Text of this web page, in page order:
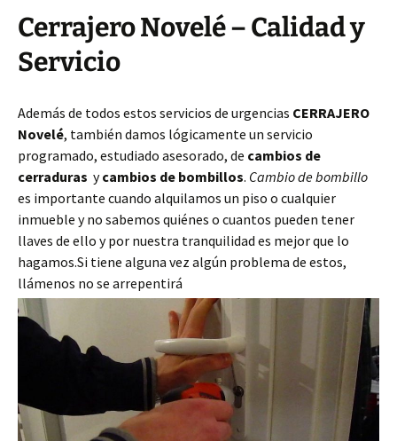
Cerrajero Novelé – Calidad y
Servicio
Además de todos estos servicios de urgencias CERRAJERO
Novelé, también damos lógicamente un servicio
programado, estudiado asesorado, de cambios de
cerraduras ycambios de bombillos. Cambio de bombillo
es importante cuando alquilamos un piso o cualquier
inmueble y no sabemos quiénes o cuantos pueden tener
llaves de ello y por nuestra tranquilidad es mejor que lo
hagamos.Si tiene alguna vez algún problema de estos,
llámenos no se arrepentirá